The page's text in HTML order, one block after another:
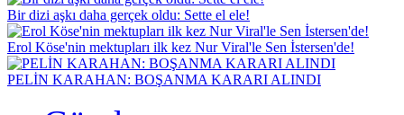
Bir dizi aşkı daha gerçek oldu: Sette el ele!
Erol Köse'nin mektupları ilk kez Nur Viral'le Sen İstersen'de!
PELİN KARAHAN: BOŞANMA KARARI ALINDI